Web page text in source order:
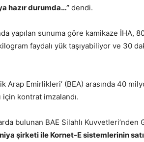
hazır durumda…” dendi.
yapılan sunuma göre kamikaze İHA,
faydalı yük taşıyabiliyor ve 30
Arap Emirlikleri’ (BEA) arasında 40
için kontrat imzalandı.
bulunan BAE Silahlı
şirketi ile Kornet-E sistemlerinin